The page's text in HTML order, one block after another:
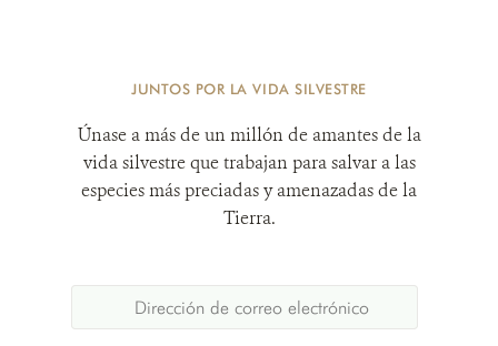
JUNTOS POR LA VIDA SILVESTRE
Únase a más de un millón de amantes de la
vida silvestre que trabajan para salvar a las
especies más preciadas y amenazadas de la
Tierra.